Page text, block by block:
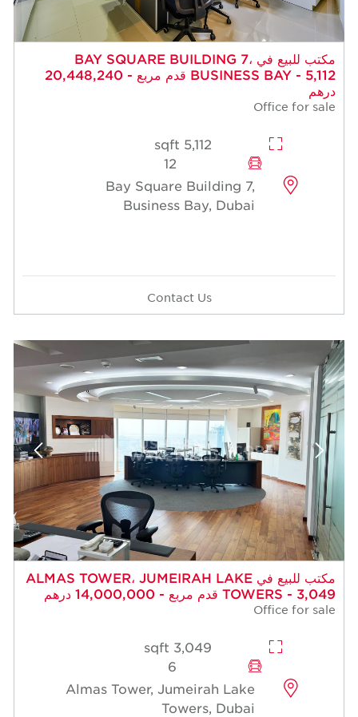
مكتب للبيع في BAY SQUARE BUILDING 7،
BUSINESS BAY - 5,112 قدم مربع - 20,448,240
درهم
Office for sale
5,112 sqft
12
Bay Square Building 7,
Business Bay, Dubai
Contact Us
مكتب للبيع في ALMAS TOWER، JUMEIRAH LAKE
TOWERS - 3,049 قدم مربع - 14,000,000 درهم
Office for sale
3,049 sqft
6
Almas Tower, Jumeirah Lake
Towers, Dubai